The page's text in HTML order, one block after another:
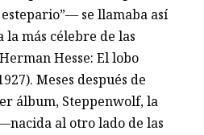
se llamaba así
la más célebre de las
Hesse: El lobo
Meses después de
álbum, Steppenwolf, la
al otro lado de las